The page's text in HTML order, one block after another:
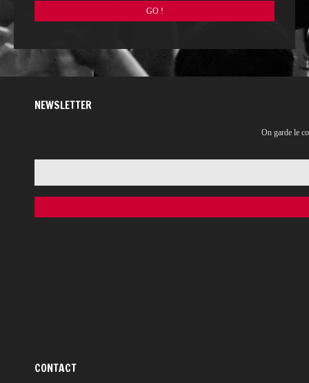
NEWSLETTER
On garde le
CONTACT